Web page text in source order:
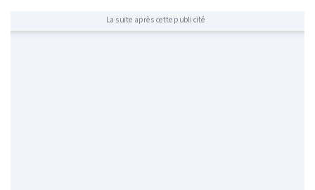
La suite après cette publicité